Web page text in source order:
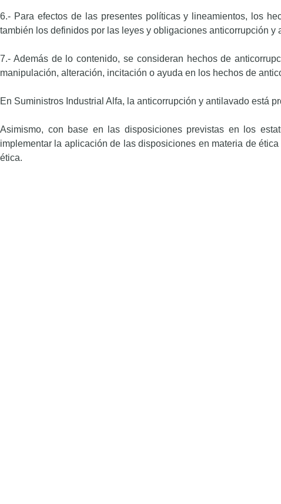
6.- Para efectos de las presentes políticas y lineamientos, los
también los definidos por las leyes y obligaciones anticorrupción y
7.- Además de lo contenido, se consideran hechos de
manipulación, alteración, incitación o ayuda en los hechos de
En Suministros Industrial Alfa, la anticorrupción y antilavado está
Asimismo, con base en las disposiciones previstas en los
implementar la aplicación de las disposiciones en materia de
ética.